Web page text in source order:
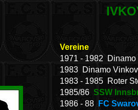
Vereine
1971 - 1982 Dinamo
1983 Dinamo
1983 - 1985 Roter
1985/86 SSW
1986 - 88 FC